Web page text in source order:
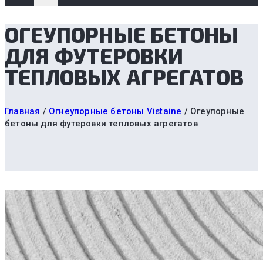
ОГЕУПОРНЫЕ БЕТОНЫ
ДЛЯ ФУТЕРОВКИ
ТЕПЛОВЫХ АГРЕГАТОВ
Главная / Огнеупорные бетоны Vistaine / Огеупорные
бетоны для футеровки тепловых агрегатов